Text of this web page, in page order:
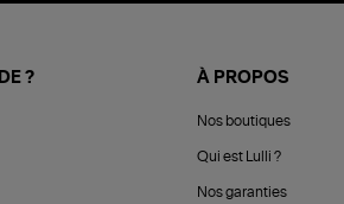
? À PROPOS
Nos boutiques
Qui est Lulli ?
Nos garanties